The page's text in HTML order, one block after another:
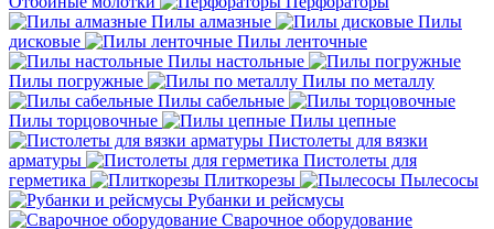
Пилы алмазные
Пилы
дисковые
Пилы ленточные
Пилы настольные
Пилы погружные
Пилы по металлу
Пилы сабельные
Пилы торцовочные
Пилы цепные
Пистолеты для вязки
арматуры
Пистолеты для
герметика
Плиткорезы
Пылесосы
Рубанки и рейсмусы
Сварочное оборудование